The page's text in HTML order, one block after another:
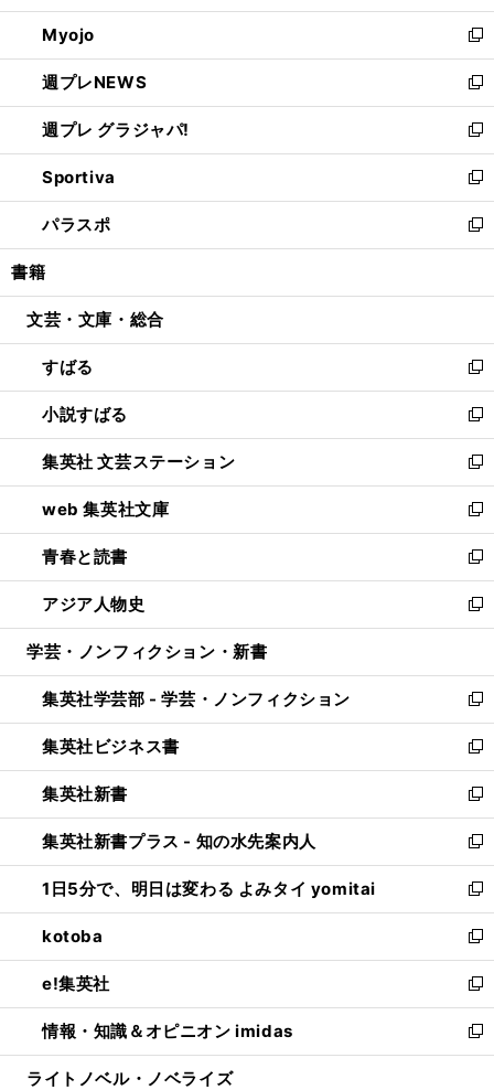
開
く
ウ
で
開
く
ン
ド
ウ
で
開
く
ウ
ィ
ン
ド
ウ
で
開
く
Myojo
新
し
い
ウ
ィ
ン
ド
ウ
で
開
週プレNEWS
新
し
い
ウ
ィ
ン
ド
ウ
開
週プレ グラジャパ!
新
し
い
ウ
ィ
ン
ウ
開
く
Sportiva
新
し
い
ウ
ン
ウ
で
開
く
パラスポ
新
し
ウ
ン
ド
ウ
で
開
く
書籍
文芸・文庫・総合
すばる
新
し
い
ウ
ィ
ン
ド
ウ
で
開
く
小説すばる
新
し
い
ウ
ィ
ン
ド
ウ
で
開
集英社 文芸ステーション
新
し
い
ウ
ィ
ン
ド
ウ
開
く
web 集英社文庫
新
し
い
ウ
ィ
ン
ウ
で
開
く
青春と読書
新
し
い
ウ
ン
ド
ウ
で
開
く
アジア人物史
新
し
ウ
ィ
ン
ド
ウ
で
開
く
学芸・ノンフィクション・新書
集英社学芸部 - 学芸・ノンフィクション
新
し
い
ウ
ィ
ン
ド
ウ
で
開
く
集英社ビジネス書
新
し
い
ウ
ィ
ン
ド
ウ
で
開
く
集英社新書
新
し
い
ウ
ィ
ン
ド
ウ
で
開
く
集英社新書プラス - 知の水先案内人
新
し
い
ウ
ィ
ン
ド
ウ
で
開
1日5分で、明日は変わる よみタイ yomitai
新
し
い
ウ
ィ
ン
ド
ウ
kotoba
新
し
い
ウ
ィ
ン
e!集英社
新
し
い
ウ
情報・知識＆オピニオン imidas
新
し
ライトノベル・ノベライズ